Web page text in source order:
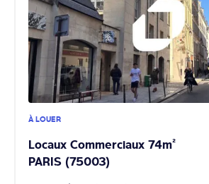
À LOUER
Locaux Commerciaux 74m²
PARIS (75003)